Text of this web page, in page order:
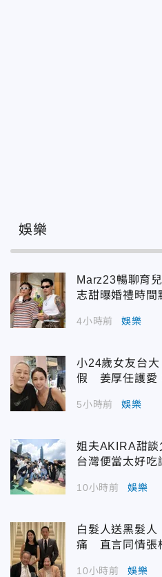
娛樂
Marz23暢聊育
志甜曝婚禮時間
4小時前 娛樂
小24歲女友台
假 姜厚任護愛
5小時前 娛樂
姐夫AKIRA甜
台灣便當太好吃
10小時前 娛樂
白髮人送黑髮人
痛 直言同情張
10小時前 娛樂